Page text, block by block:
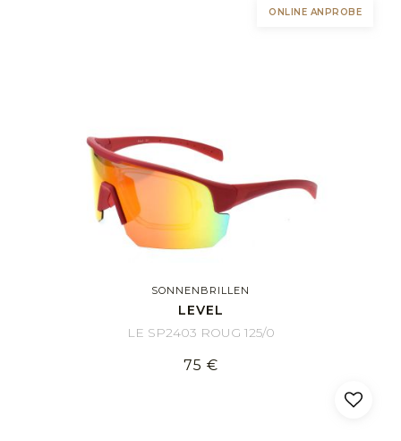
ONLINE ANPROBE
SONNENBRILLEN
LEVEL
LE SP2403 ROUG 125/0
75 €